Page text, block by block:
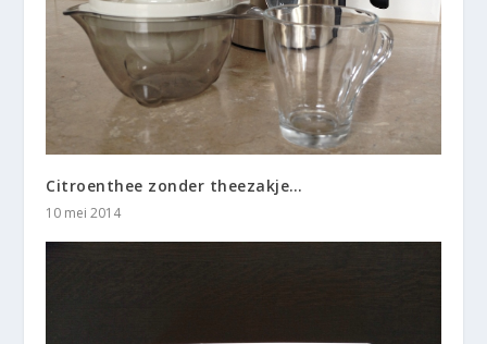
Citroenthee zonder theezakje…
10 mei 2014